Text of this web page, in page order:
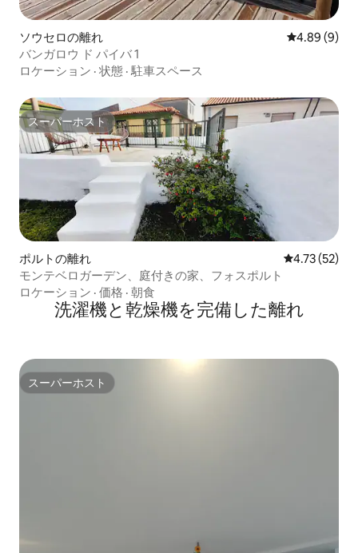
ソウセロの離れ レビュー9件
4.89 (9)
バンガロウ ド パイバ 1
ロケーション · 状態 ·駐車スペース
スーパーホスト
スーパーホスト
ポルトの離れ レビュー52
4.73 (52)
モンテベロガーデン、庭付きの家、フォスポルト
ロケーション · 価格 · 朝食
洗濯機と乾燥機を完備した離れ
スーパーホスト
スーパーホスト